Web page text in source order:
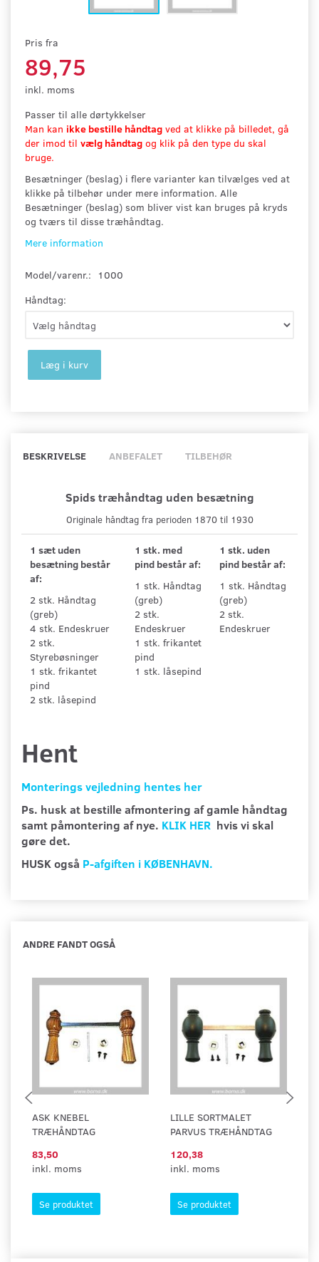
Pris fra
89,75
inkl. moms
Passer til alle dørtykkelser
Man kan ikke bestille håndtag ved at klikke på billedet, gå
der imod til vælg håndtag og klik på den type du skal
bruge.
Besætninger (beslag) i flere varianter kan tilvælges ved at
klikke på tilbehør under mere information. Alle
Besætninger (beslag) som bliver vist kan bruges på kryds
og tværs til disse træhåndtag.
Mere information
Model/varenr.:
1000
Håndtag:
Læg i kurv
BESKRIVELSE ANBEFALET TILBEHØR
Spids træhåndtag uden besætning
Originale håndtag fra perioden 1870 til 1930
1 sæt uden
besætning består
af:
2 stk. Håndtag
(greb)
4 stk. Endeskruer
2 stk.
Styrebøsninger
1 stk. frikantet
pind
2 stk. låsepind
1 stk. med
pind består af:
1 stk. Håndtag
(greb)
2 stk.
Endeskruer
1 stk. frikantet
pind
1 stk. låsepind
1 stk. uden
pind består af:
1 stk. Håndtag
(greb)
2 stk.
Endeskruer
Hent
Monterings vejledning hentes her
Ps. husk at bestille afmontering af gamle håndtag
samt påmontering af nye. KLIK HER hvis vi skal
gøre det.
HUSK også P-afgiften i KØBENHAVN.
ANDRE FANDT OGSÅ
ASK KNEBEL
TRÆHÅNDTAG
83,50
inkl. moms
Se produktet
LILLE SORTMALET
PARVUS TRÆHÅNDTAG
120,38
inkl. moms
Se produktet